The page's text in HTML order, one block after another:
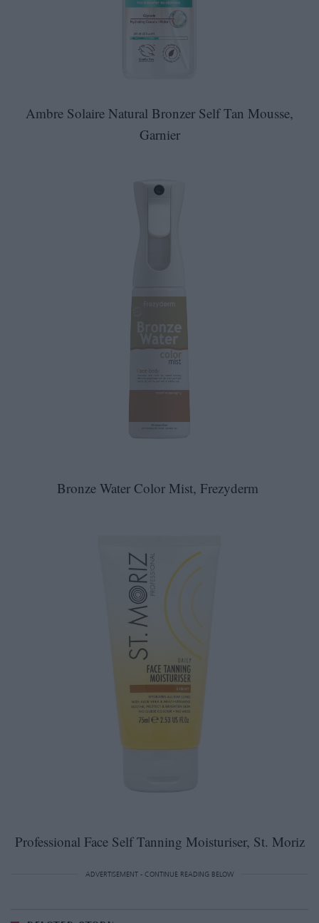
Ambre Solaire Natural Bronzer Self Tan Mousse,
Garnier
Bronze Water Color Mist, Frezyderm
Professional Face Self Tanning Moisturiser, St. Moriz
ADVERTISEMENT - CONTINUE READING BELOW